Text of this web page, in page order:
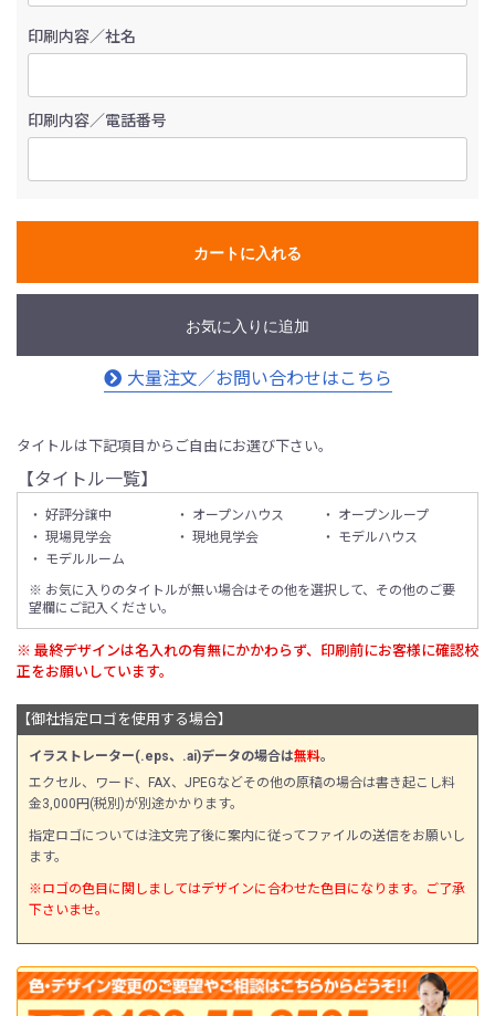
印刷内容／社名
印刷内容／電話番号
カートに入れる
お気に入りに追加
大量注文／お問い合わせはこちら
タイトルは下記項目からご自由にお選び下さい。
【タイトル一覧】
・ 好評分譲中 ・ オープンハウス
・ オープンループ
・ 現場見学会
・ 現地見学会
・ モデルハウス
・ モデルルーム
※ お気に入りのタイトルが無い場合はその他を選択して、その他のご要
望欄にご記入ください。
※ 最終デザインは名入れの有無にかかわらず、印刷前にお客様に確認校
正をお願いしています。
【御社指定ロゴを使用する場合】
イラストレーター(.eps、.ai)データの場合は無料。
エクセル、ワード、FAX、JPEGなどその他の原稿の場合は書き起こし料
金3,000円(税別)が別途かかります。
指定ロゴについては注文完了後に案内に従ってファイルの送信をお願いし
ます。
※ロゴの色目に関しましてはデザインに合わせた色目になります。ご了承
下さいませ。